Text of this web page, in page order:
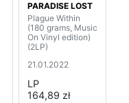
PARADISE LOST
Plague Within
(180 grams, Music
On Vinyl edition)
(2LP)
21.01.2022
LP
164,89 zł